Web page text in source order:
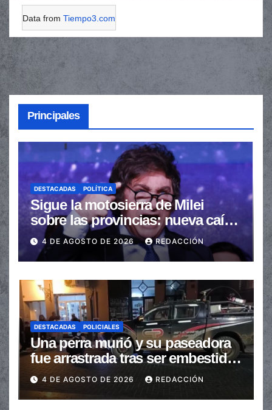
Data from Tiempo3.com
Principales
DESTACADAS POLÍTICA
Sigue la motosierra de Milei
sobre las provincias: nueva caída
de las transferencias no
automáticas
4 DE AGOSTO DE 2026 REDACCIÓN
DESTACADAS POLICIALES
Una perra murió y su paseadora
fue arrastrada tras ser embestidas
en la senda peatonal
4 DE AGOSTO DE 2026 REDACCIÓN